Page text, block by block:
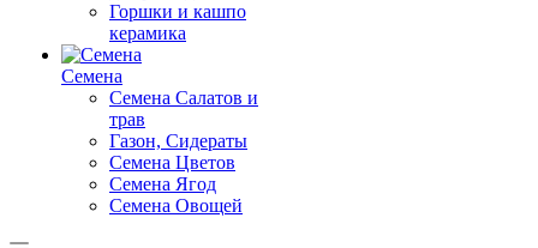
Горшки и кашпо
керамика
Семена
Семена Салатов и
трав
Газон, Сидераты
Семена Цветов
Семена Ягод
Семена Овощей